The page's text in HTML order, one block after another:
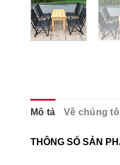
Mô tả Về chúng
THÔNG SỐ SẢN